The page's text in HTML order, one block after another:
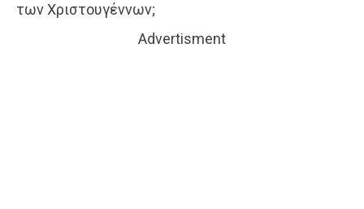
των Χριστουγέννων;
Advertisment